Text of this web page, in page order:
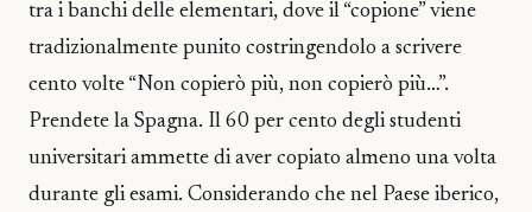
tra i banchi delle elementari, dove il “copione” viene
tradizionalmente punito costringendolo a scrivere
cento volte “Non copierò più, non copierò più…”.
Prendete la Spagna. Il 60 per cento degli studenti
universitari ammette di aver copiato almeno una volta
durante gli esami. Considerando che nel Paese iberico,